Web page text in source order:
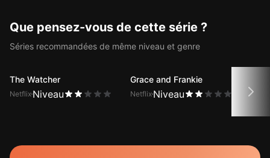
de sous-titres bilingues.
Que pensez-vous de cette série ?
Séries recommandées de même niveau et genre
The Watcher
Netflix Niveau
Grace and Frankie
Netflix Niveau